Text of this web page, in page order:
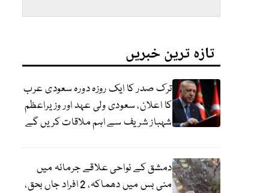
تازہ ترین خبریں
ترک صدر کا ایک روزہ دورہ سعودی عرب
کا اعلان، سعودی ولی عہد اور وزیراعظم
شہباز شریف سے اہم ملاقات کریں گے
دمشق کے نواحی علاقے جرمانہ میں
منی بس میں دھماکہ، 2 افراد جاں بحق،